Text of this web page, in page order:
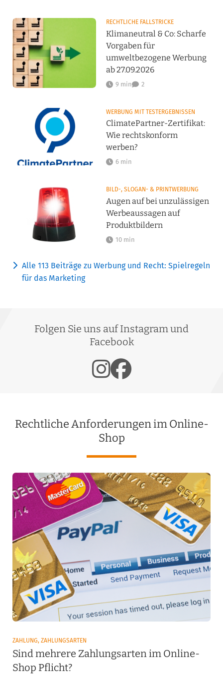
RECHTLICHE FALLSTRICKE
Klimaneutral & Co: Scharfe
Vorgaben für
umweltbezogene Werbung
ab 27.09.2026
9 min 2
WERBUNG MIT TESTERGEBNISSEN
ClimatePartner-Zertifikat:
Wie rechtskonform
werben?
6 min
BILD-, SLOGAN- & PRINTWERBUNG
Augen auf bei unzulässigen
Werbeaussagen auf
Produktbildern
10 min
Alle 113 Beiträge zu Werbung und Recht: Spielregeln
für das Marketing
Folgen Sie uns auf Instagram und
Facebook
Rechtliche Anforderungen im Online-
Shop
ZAHLUNG, ZAHLUNGSARTEN
Sind mehrere Zahlungsarten im Online-
Shop Pflicht?